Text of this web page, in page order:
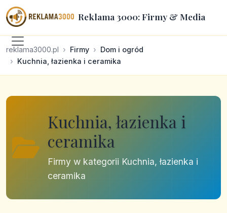
Reklama 3000: Firmy & Media
reklama3000.pl Firmy
Dom i ogród
Kuchnia, łazienka i ceramika
Kuchnia, łazienka i
ceramika
Firmy w kategorii Kuchnia, łazienka i
ceramika